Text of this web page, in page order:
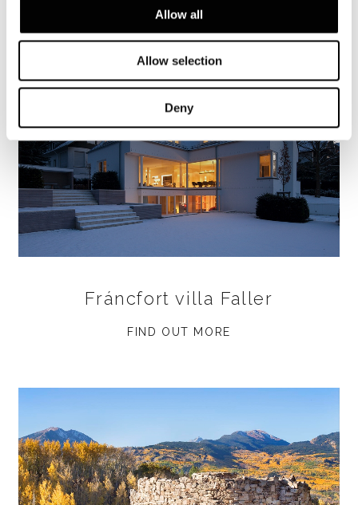
Allow all
Allow selection
Deny
Fráncfort villa Faller
FIND OUT MORE